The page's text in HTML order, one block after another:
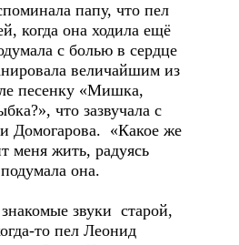
папу, что пел
когда она ходила ещё
с болью в сердце
величайшим из
песенку «Мишка,
что зазвучала с
Домогарова. «Какое же
меня жить, радуясь
она.
звуки старой,
то пел Леонид